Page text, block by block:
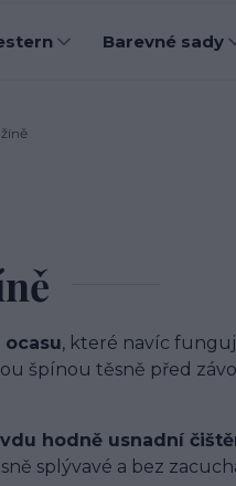
Barevné sady
, které navíc
špínou těsně před
hodně usnadní
splývavé a bez